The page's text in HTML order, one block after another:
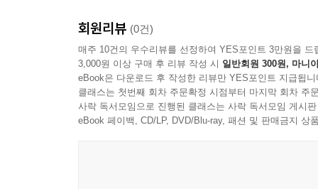
회원리뷰 (0건)
매주 10건의 우수리뷰를 선정하여 YES포인트 3만원을 드
3,000원 이상 구매 후 리뷰 작성 시 일반회원 300원, 마니
eBook은 다운로드 후 작성한 리뷰만 YES포인트 지급됩니
클래스는 첫번째 회차 주문확정 시점부터 마지막 회차 주
사락 독서모임으로 진행된 클래스는 사락 독서모임 게시
eBook 페이백, CD/LP, DVD/Blu-ray, 패션 및 판매금지 상